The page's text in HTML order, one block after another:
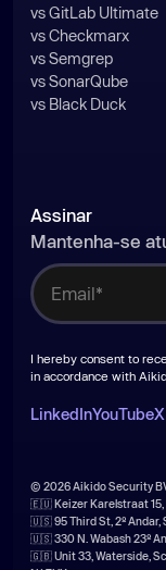
vs GitLab Ultimate
vs Checkmarx
vs Semgrep
vs SonarQube
vs Black Duck
Assinar
Mantenha-se
I hereby consent to
in accordance with
LinkedInYouTubeX
© 2026 Aikido Security
🇪🇺 Keizer Karelstraat 15,
🇺🇸 95 Third St, 2º Andar,
🇺🇸 330 N. Wabash 23º
🇬🇧 Unit 33, Waterside,